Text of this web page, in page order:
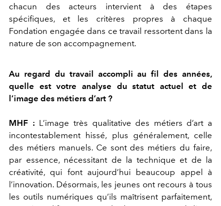
chacun des acteurs intervient à des étapes
spécifiques, et les critères propres à chaque
Fondation engagée dans ce travail ressortent dans la
nature de son accompagnement.
Au regard du travail accompli au fil des années,
quelle est votre analyse du statut actuel et de
l’image des métiers d’art ?
MHF : L’image très qualitative des métiers d’art a
incontestablement hissé, plus généralement, celle
des métiers manuels. Ce sont des métiers du faire,
par essence, nécessitant de la technique et de la
créativité, qui font aujourd’hui beaucoup appel à
l’innovation. Désormais, les jeunes ont recours à tous
les outils numériques qu’ils maîtrisent parfaitement,